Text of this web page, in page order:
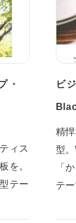
・
ィス
を。
テー
ビ
精
型
「
テ